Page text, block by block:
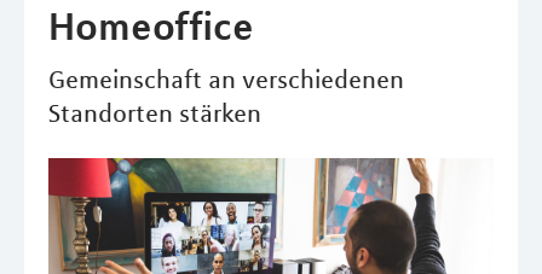
Homeoffice
Gemeinschaft an verschiedenen
Standorten stärken